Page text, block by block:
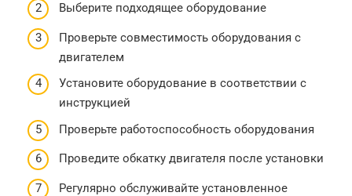
Выберите подходящее оборудование
Проверьте совместимость оборудования с
двигателем
Установите оборудование в соответствии с
инструкцией
Проверьте работоспособность оборудования
Проведите обкатку двигателя после установки
Регулярно обслуживайте установленное